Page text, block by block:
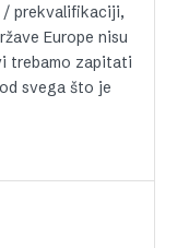
/ prekvalifikaciji,
Europe nisu
trebamo zapitati
svega što je